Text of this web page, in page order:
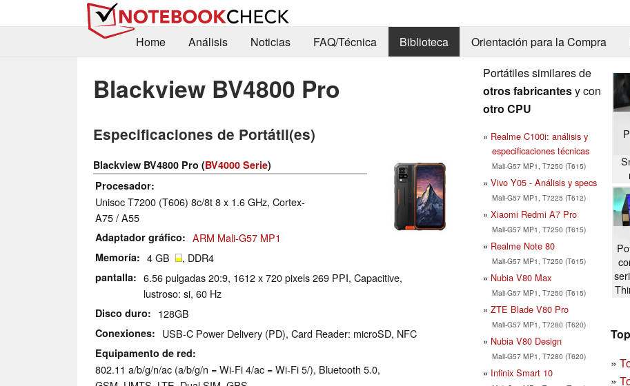
Home
Análisis Noticias FAQ/Técnica Biblioteca Orientación para la Compra
Blackview BV4800 Pro
Especificaciones de Portátil(es)
Blackview BV4800 Pro (BV4000 Serie)
Procesador
Unisoc T7200 (T606) 8c/8t 8 x 1.6 GHz, Cortex-
A75 / A55
Adaptador gráfico ARM Mali-G57 MP1
Memoría 4 GB , DDR4
pantalla
6.56 pulgadas 20:9, 1612 x 720 pixels 269 PPI, Capacitive,
lustroso: si, 60 Hz
Disco duro 128GB
Conexiones USB-C Power Delivery (PD), Card Reader: microSD, NFC
Equipamento de red
802.11 a/b/g/n/ac (a/b/g/n = Wi-Fi 4/ac = Wi-Fi 5/), Bluetooth 5.0,
Portátiles similares de
otros fabricantesy con
otro CPU
Realme C100i: análisis y
especificaciones técnicas
Mali-G57 MP1, T7250 (T615)
Vivo Y05 - Análisis y specs
Mali-G57 MP1, T7225 (T612)
Xiaomi Redmi A7 Pro
Mali-G57 MP1, T7250 (T615)
Realme Note 80
Mali-G57 MP1, T7250 (T615)
Nubia V80 Max
Mali-G57 MP1, T7250 (T615)
ZTE Blade V80 Pro
Mali-G57 MP1, T7280 (T620)
Nubia V80 Design
Mali-G57 MP1, T7280 (T620)
Infinix Smart 10
»
»